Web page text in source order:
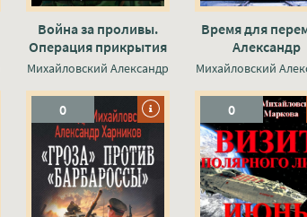
Война за проливы.
Операция прикрытия
- Александр
Маркова
Михайловский Александр
Время для
Александр
Михайловский,
Михайловский
0 0